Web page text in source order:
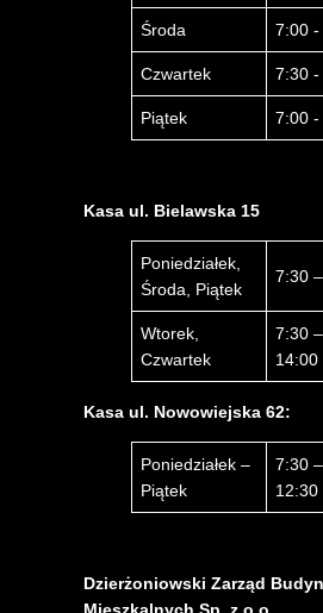
Środa 7:00
Czwartek 7:30
Piątek 7:00
Kasa ul. Bielawska 15
Poniedziałek,
Środa, Piątek
7:30
Wtorek,
Czwartek
7:30
14:00
Kasa ul. Nowowiejska 62:
Poniedziałek –
Piątek
7:30
12:30
Dzierżoniowski Zarząd